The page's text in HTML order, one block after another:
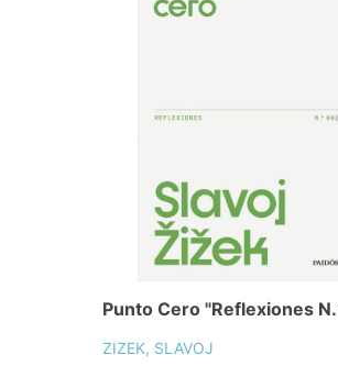
Punto Cero "Reflexiones
ZIZEK, SLAVOJ